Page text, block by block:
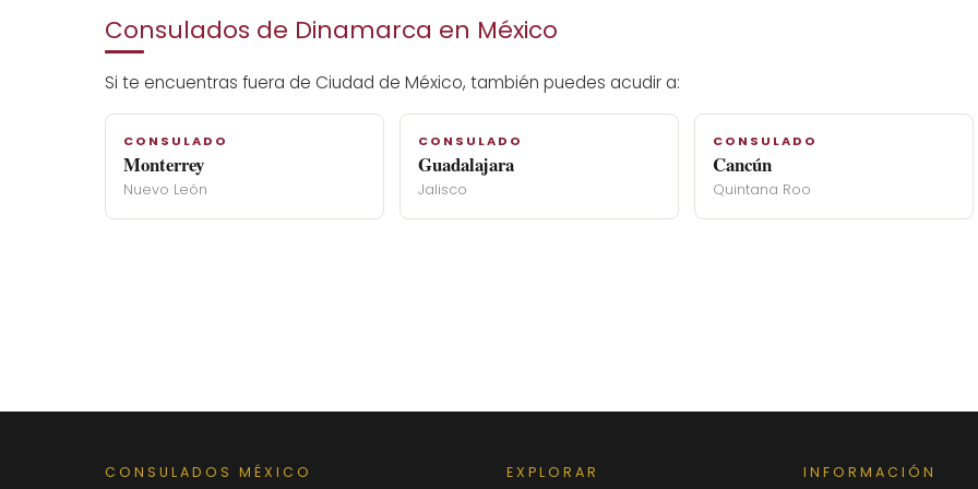
Consulados de Dinamarca en México
Si te encuentras fuera de Ciudad de México, también puedes acudir a:
CONSULADO
Monterrey
Nuevo León
CONSULADO
Guadalajara
Jalisco
CONSULADO
Cancún
Quintana Roo
CONSULADOS MÉXICO EXPLORAR INFORMACIÓN